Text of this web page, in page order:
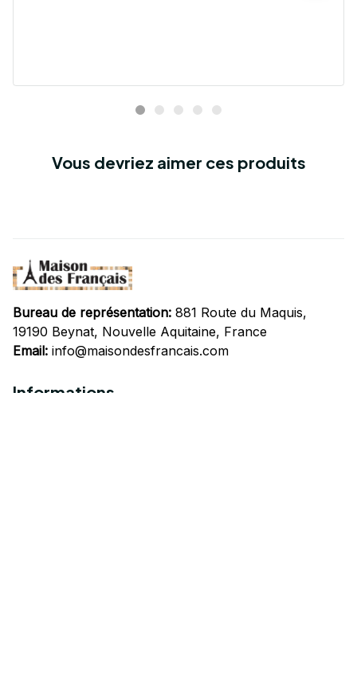
Vous devriez aimer ces produits
Bureau de représentation: 881 Route du Maquis,
19190 Beynat, Nouvelle Aquitaine, France
Email: info@maisondesfrancais.com
Informations